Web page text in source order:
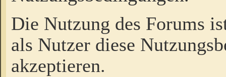
Die Nutzung des Forums
als Nutzer diese
akzeptieren.